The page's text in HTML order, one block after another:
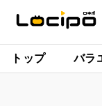
トップ バラ